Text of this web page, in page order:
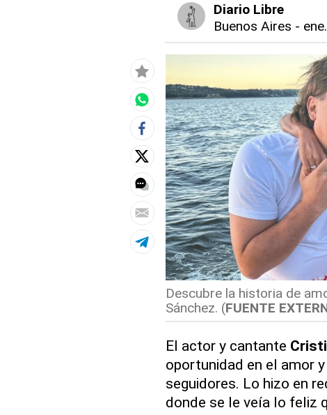
Diario Libre
Buenos Aires -
Descubre la historia de
Sánchez. (FUENTE
El actor y cantante
oportunidad en el amor
seguidores. Lo hizo en
donde se le veía lo feliz